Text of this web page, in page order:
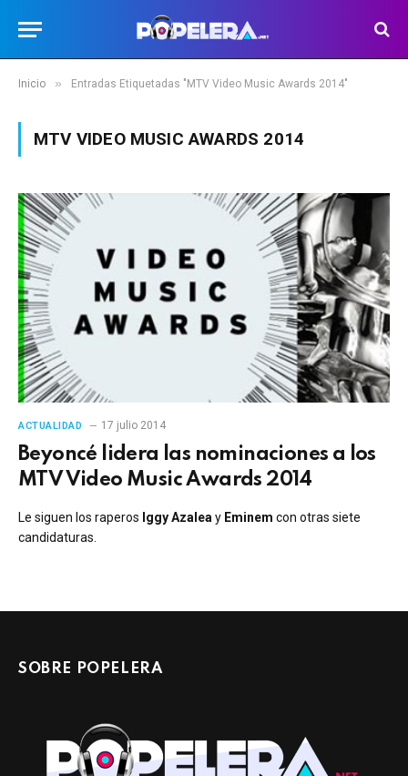
Inicio » Entradas Etiquetadas "MTV Video Music Awards 2014"
MTV VIDEO MUSIC AWARDS 2014
ACTUALIDAD 17 julio 2014
Beyoncé lidera las nominaciones a los
MTV Video Music Awards 2014
Le siguen los raperos Iggy Azalea y Eminem con otras siete
candidaturas.
SOBRE POPELERA